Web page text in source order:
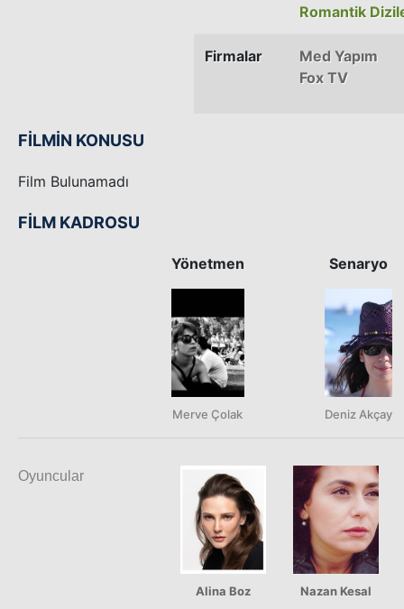
Romantik
Firmalar
Med Yapım
Fox TV
FİLMİN KONUSU
Film Bulunamadı
FİLM KADROSU
Yönetmen
Merve Çolak
Senaryo
Deniz Akçay
Oyuncular
Alina Boz Nazan Kesal